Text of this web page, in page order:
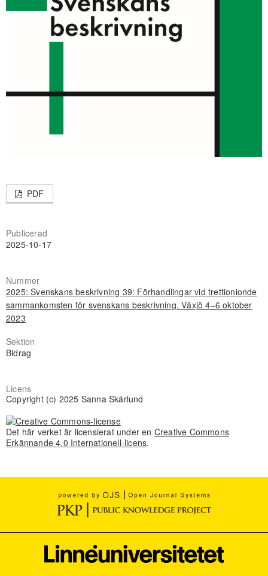
PDF
Publicerad
2025-10-17
Nummer
2025: Svenskans beskrivning 39: Förhandlingar vid trettionionde
sammankomsten för svenskans beskrivning. Växjö 4–6 oktober
2023
Sektion
Bidrag
Licens
Copyright (c) 2025 Sanna Skärlund
Det här verket är licensierat under en Creative Commons
Erkännande 4.0 Internationell-licens.